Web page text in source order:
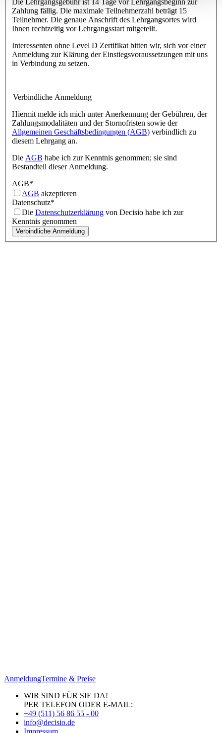
Zahlung fällig. Die maximale Teilnehmerzahl beträgt 15
Teilnehmer. Die genaue Anschrift des Lehrgangsortes wird
Ihnen rechtzeitig vor Lehrgangsstart mitgeteilt.
Interessenten ohne Level D Zertifikat bitten wir, sich vor einer
Anmeldung zur Klärung der Einstiegsvoraussetzungen mit uns
in Verbindung zu setzen.
Verbindliche Anmeldung
Hiermit melde ich mich unter Anerkennung der Gebühren, der
Zahlungsmodalitäten und der Stornofristen sowie der
Allgemeinen Geschäftsbedingungen (AGB) verbindlich zu
diesem Lehrgang an.
Die AGB habe ich zur Kenntnis genommen; sie sind
Bestandteil dieser Anmeldung.
AGB*
AGB akzeptieren
Datenschutz*
Die Datenschutzerklärung von Decisio habe ich zur
Kenntnis genommen
AnmeldungTermine & Preise
WIR SIND FÜR SIE DA!
PER TELEFON ODER E-MAIL:
+49 (511) 56 86 55 - 00
info@decisio.de
Impressum